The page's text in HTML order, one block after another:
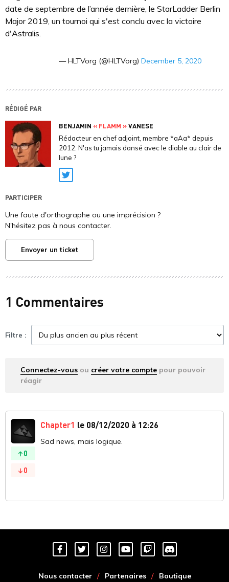
date de septembre de l’année dernière, le StarLadder Berlin
Major 2019, un tournoi qui s'est conclu avec la victoire
d'Astralis.
— HLTVorg (@HLTVorg) December 5, 2020
RÉDIGÉ PAR
BENJAMIN « FLAMM »VANESE
Rédacteur en chef adjoint, membre *aAa* depuis
2012. N'as tu jamais dansé avec le diable au clair de
lune ?
Twitter
PARTICIPER
Une faute d'orthographe ou une imprécision ?
N'hésitez pas à nous contacter.
Envoyer un ticket
1 Commentaires
Filtre :
Connectez-vous ou créer votre compte pour pouvoir
réagir
0
0
Chapter1 le 08/12/2020 à 12:26
Sad news, mais logique.
Nous contacter Partenaires Boutique